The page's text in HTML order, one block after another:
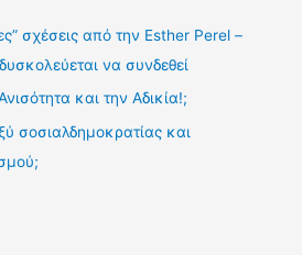
σχέσεις από την Esther Perel –
να συνδεθεί
και την Αδικία!;
σοσιαλδημοκρατίας και